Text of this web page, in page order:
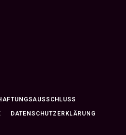
DATENSCHUTZERKLÄRUNG